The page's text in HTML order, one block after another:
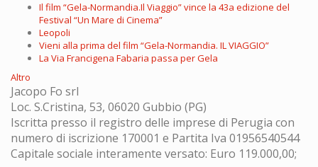
Il film “Gela-Normandia.Il Viaggio” vince la 43a edizione del
Festival “Un Mare di Cinema”
Leopoli
Vieni alla prima del film “Gela-Normandia. IL VIAGGIO”
La Via Francigena Fabaria passa per Gela
Altro
Jacopo Fo srl
Loc. S.Cristina, 53, 06020 Gubbio (PG)
Iscritta presso il registro delle imprese di Perugia con
numero di iscrizione 170001 e Partita Iva 01956540544
Capitale sociale interamente versato: Euro 119.000,00;